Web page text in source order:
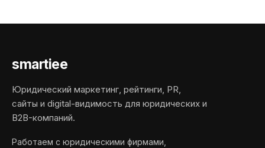
smartiee
Юридический маркетинг, рейтинги, PR,
сайты и digital-видимость для юридических и
B2B-компаний.
Работаем с юридическими фирмами,